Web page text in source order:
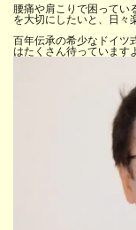
腰痛や肩こりで困ってい
を大切にしたいと、日々
百年伝承の希少なドイツ
はたくさん待っています